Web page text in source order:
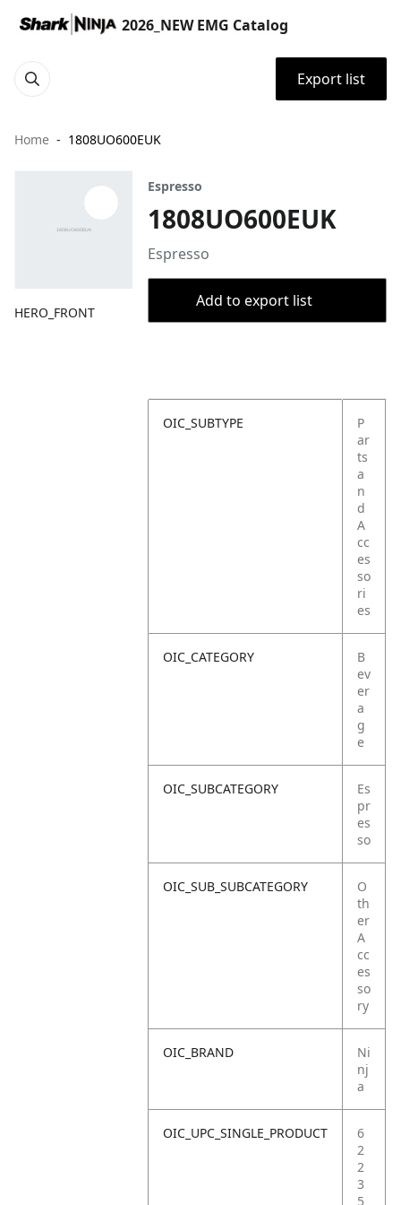
2026_NEW EMG Catalog
Export list
Home 1808UO600EUK
HERO_FRONT
Espresso
1808UO600EUK
Espresso
Add to export list
OIC_SUBTYPE
P
ar
ts
a
n
d
A
cc
es
so
ri
es
OIC_CATEGORY
B
ev
er
a
g
e
OIC_SUBCATEGORY
Es
pr
es
so
OIC_SUB_SUBCATEGORY
O
th
er
A
cc
es
so
ry
OIC_BRAND
Ni
nj
a
OIC_UPC_SINGLE_PRODUCT
6
2
2
3
5